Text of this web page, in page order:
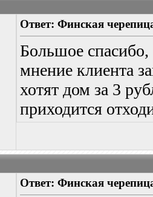
Ответ: Финская
Большое спасибо,
мнение клиента
хотят дом за 3
приходится
Ответ: Финская